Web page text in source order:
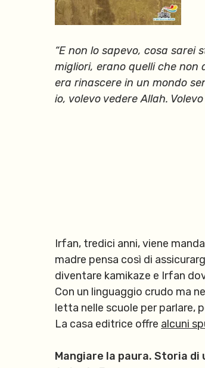
“E non lo sapevo, cosa
migliori, erano quelli che
era rinascere in un mondo
io, volevo vedere Allah.
Irfan, tredici anni, viene
madre pensa così di
diventare kamikaze e Irfan
Con un linguaggio crudo ma
letta nelle scuole per parlare,
La casa editrice offre alcuni
Mangiare la paura. Storia di